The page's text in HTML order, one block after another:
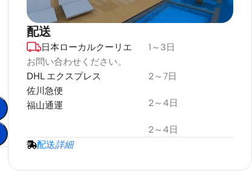
デュラプラス
耐候性
プロジェクタースクリーン
配送
日本ローカルクーリエ
お問い合わせください。
1～3日
DHL エクスプレス
佐川急便
福山通運
2～7日
2～4日
2～4日
配送詳細